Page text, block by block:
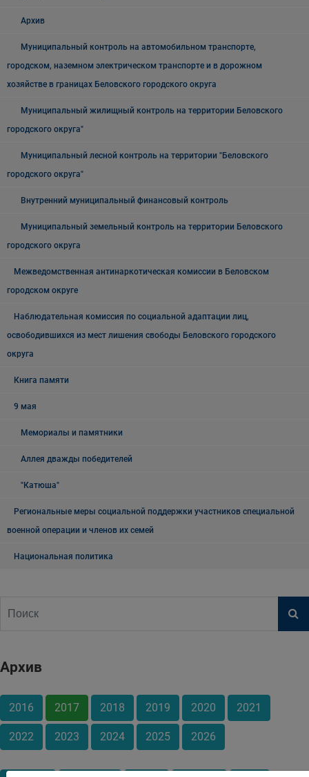
Архив
Муниципальный контроль на автомобильном транспорте,
городском, наземном электрическом транспорте и в дорожном
хозяйстве в границах Беловского городского округа
Муниципальный жилищный контроль на территории Беловского
городского округа"
Муниципальный лесной контроль на территории "Беловского
городского округа"
Внутренний муниципальный финансовый контроль
Муниципальный земельный контроль на территории Беловского
городского округа
Межведомственная антинаркотическая комиссии в Беловском
городском округе
Наблюдательная комиссия по социальной адаптации лиц,
освободившихся из мест лишения свободы Беловского городского
округа
Книга памяти
9 мая
Мемориалы и памятники
Аллея дважды победителей
"Катюша"
Региональные меры социальной поддержки участников специальной
военной операции и членов их семей
Национальная политика
Архив
2016 2017 2018 2019 2020 2021
2022 2023 2024 2025 2026